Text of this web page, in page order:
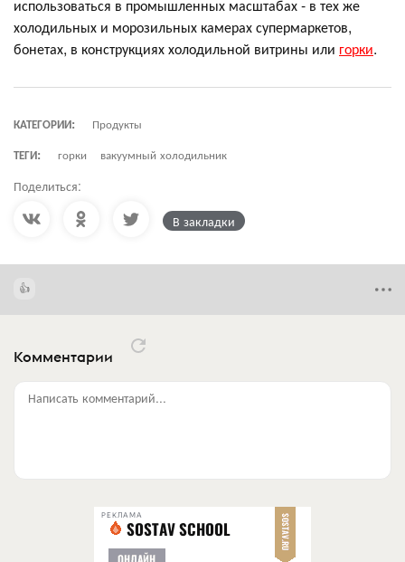
использоваться в промышленных масштабах - в тех же
холодильных и морозильных камерах супермаркетов,
бонетах, в конструкциях холодильной витрины или горки.
КАТЕГОРИИ:
Продукты
ТЕГИ:
горки вакуумный холодильник
Поделиться:
В закладки
Комментарии
Написать комментарий...
РЕКЛАМА